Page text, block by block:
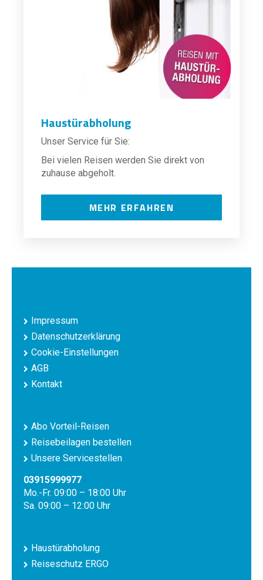
Haustürabholung
Unser Service für Sie:
Bei vielen Reisen werden Sie direkt von
zuhause abgeholt.
MEHR ERFAHREN
Impressum
Datenschutzerklärung
Cookie-Einstellungen
AGB
Kontakt
Abo Vorteil-Reisen
Reisebeilagen bestellen
Unsere Servicestellen
03915999977
Mo.-Fr. 09:00 – 18:00 Uhr
Sa. 09:00 – 12:00 Uhr
Haustürabholung
Reiseschutz ERGO